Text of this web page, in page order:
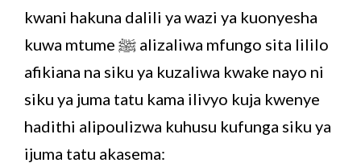
kwani hakuna dalili ya wazi ya kuonyesha
kuwa mtume ﷺ alizaliwa mfungo sita lililo
afikiana na siku ya kuzaliwa kwake nayo ni
siku ya juma tatu kama ilivyo kuja kwenye
hadithi alipoulizwa kuhusu kufunga siku ya
ijuma tatu akasema: